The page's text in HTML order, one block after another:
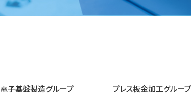
電子基盤製造グループ
プレス板金加工グループ